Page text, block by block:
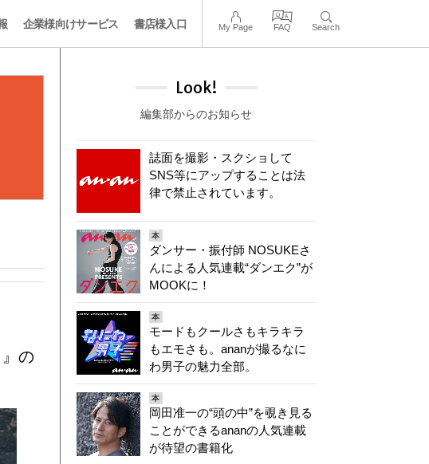
企業様向けサービス 書店様入口 My Page FAQ Search
の
Look!
編集部からのお知らせ
誌面を撮影・スクショして
SNS等にアップすることは法
律で禁止されています。
本
ダンサー・振付師 NOSUKEさ
んによる人気連載“ダンエク”が
MOOKに！
本
モードもクールさもキラキラ
もエモさも。ananが撮るなに
わ男子の魅力全部。
本
岡田准一の“頭の中”を覗き見る
ことができるananの人気連載
が待望の書籍化